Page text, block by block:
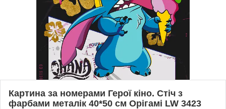
Картина за номерами Герої кіно. Стіч з
фарбами металік 40*50 см Орігамі LW 3423